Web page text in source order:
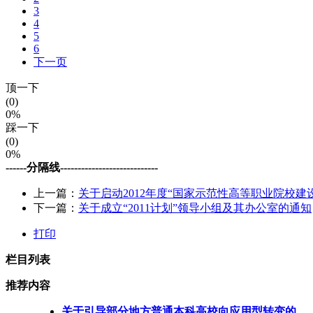
3
4
5
6
下一页
顶一下
(0)
0%
踩一下
(0)
0%
------分隔线----------------------------
上一篇： 关于启动2012年度“国家示范性高等职业院校建
下一篇： 关于成立“2011计划”领导小组及其办公室的通知
打印
栏目列表
推荐内容